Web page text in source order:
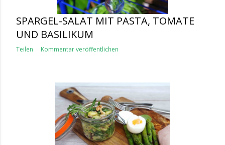
SPARGEL-SALAT MIT PASTA, TOMATE
UND BASILIKUM
Teilen Kommentar veröffentlichen